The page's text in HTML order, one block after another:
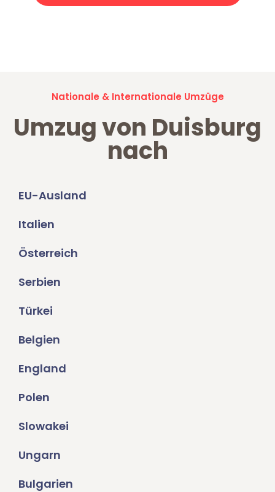
Nationale & Internationale Umzüge
Umzug von Duisburg
nach
EU-Ausland
Italien
Österreich
Serbien
Türkei
Belgien
England
Polen
Slowakei
Ungarn
Bulgarien